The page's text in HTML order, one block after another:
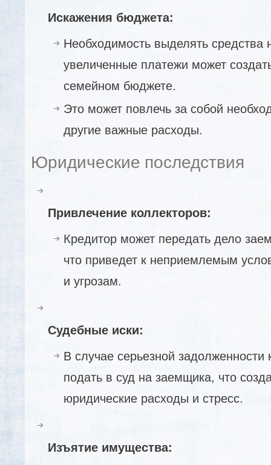
Искажения бюджета:
Необходимость выделять
увеличенные платежи может
семейном бюджете.
Это может повлечь за собой
другие важные расходы.
Юридические последствия
Привлечение коллекторов:
Кредитор может передать дело
что приведет к неприемлемым
и угрозам.
Судебные иски:
В случае серьезной задолженности
подать в суд на заемщика, что
юридические расходы и стресс.
Изъятие имущества: